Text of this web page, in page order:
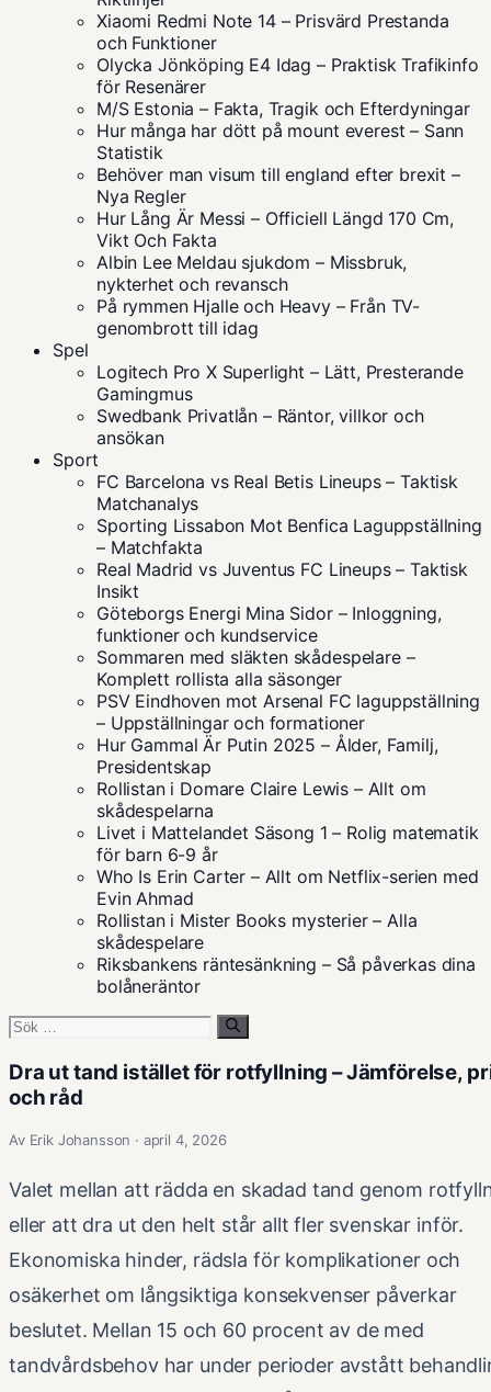
Xiaomi Redmi Note 14 – Prisvärd Prestanda
och Funktioner
Olycka Jönköping E4 Idag – Praktisk Trafikinfo
för Resenärer
M/S Estonia – Fakta, Tragik och Efterdyningar
Hur många har dött på mount everest – Sann
Statistik
Behöver man visum till england efter brexit –
Nya Regler
Hur Lång Är Messi – Officiell Längd 170 Cm,
Vikt Och Fakta
Albin Lee Meldau sjukdom – Missbruk,
nykterhet och revansch
På rymmen Hjalle och Heavy – Från TV-
genombrott till idag
Spel
Logitech Pro X Superlight – Lätt, Presterande
Gamingmus
Swedbank Privatlån – Räntor, villkor och
ansökan
Sport
FC Barcelona vs Real Betis Lineups – Taktisk
Matchanalys
Sporting Lissabon Mot Benfica Laguppställning
– Matchfakta
Real Madrid vs Juventus FC Lineups – Taktisk
Insikt
Göteborgs Energi Mina Sidor – Inloggning,
funktioner och kundservice
Sommaren med släkten skådespelare –
Komplett rollista alla säsonger
PSV Eindhoven mot Arsenal FC laguppställning
– Uppställningar och formationer
Hur Gammal Är Putin 2025 – Ålder, Familj,
Presidentskap
Rollistan i Domare Claire Lewis – Allt om
skådespelarna
Livet i Mattelandet Säsong 1 – Rolig matematik
för barn 6-9 år
Who Is Erin Carter – Allt om Netflix-serien med
Evin Ahmad
Rollistan i Mister Books mysterier – Alla
skådespelare
Riksbankens räntesänkning – Så påverkas dina
bolåneräntor
Sök
Dra ut tand istället för rotfyllning – Jämförelse,
och råd
Av Erik Johansson · april 4, 2026
Valet mellan att rädda en skadad tand genom
eller att dra ut den helt står allt fler svenskar inför.
Ekonomiska hinder, rädsla för komplikationer och
osäkerhet om långsiktiga konsekvenser påverkar
beslutet. Mellan 15 och 60 procent av de med
tandvårdsbehov har under perioder avstått